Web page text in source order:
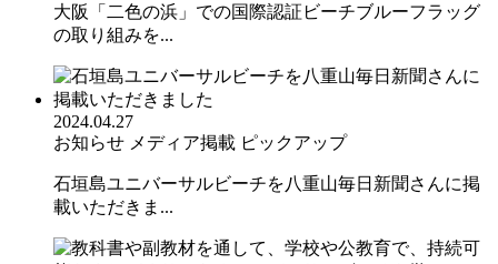
大阪「二色の浜」での国際認証ビーチブルーフラッグ
の取り組みを...
2024.04.27
お知らせ メディア掲載 ピックアップ
石垣島ユニバーサルビーチを八重山毎日新聞さんに掲
載いただきま...